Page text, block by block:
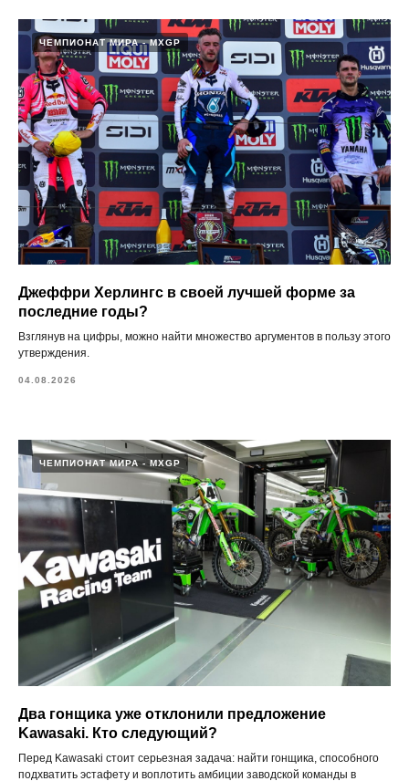
ЧЕМПИОНАТ МИРА - MXGP
Джеффри Херлингс в своей лучшей форме за
последние годы?
Взглянув на цифры, можно найти множество аргументов в пользу этого
утверждения.
04.08.2026
ЧЕМПИОНАТ МИРА - MXGP
Два гонщика уже отклонили предложение
Kawasaki. Кто следующий?
Перед Kawasaki стоит серьезная задача: найти гонщика, способного
подхватить эстафету и воплотить амбиции заводской команды в